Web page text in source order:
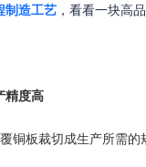
制造工艺 ，看看一块高
精度高
铜板裁切成生产所需的